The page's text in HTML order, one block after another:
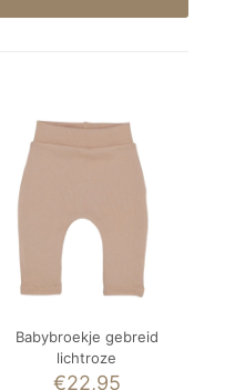
Babybroekje gebreid
lichtroze
€22,95